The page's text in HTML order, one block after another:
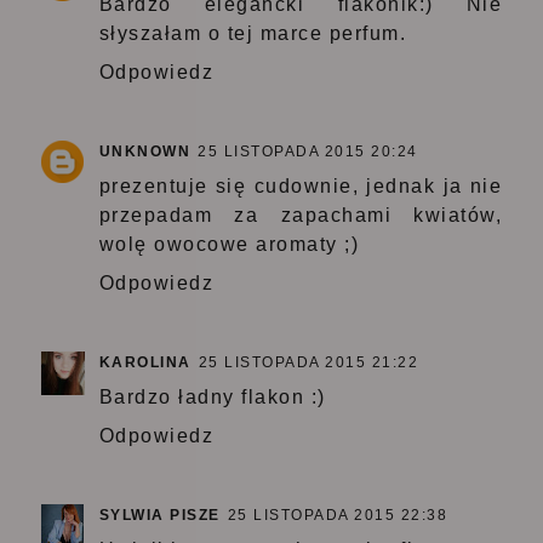
Bardzo elegancki flakonik:) Nie
słyszałam o tej marce perfum.
Odpowiedz
UNKNOWN 25 LISTOPADA 2015 20:24
prezentuje się cudownie, jednak ja nie
przepadam za zapachami kwiatów,
wolę owocowe aromaty ;)
Odpowiedz
KAROLINA 25 LISTOPADA 2015 21:22
Bardzo ładny flakon :)
Odpowiedz
SYLWIA PISZE 25 LISTOPADA 2015 22:38